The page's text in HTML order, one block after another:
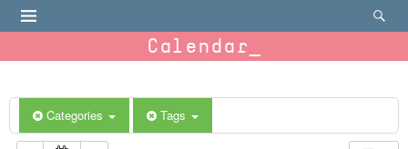
Calendar
Categories Tags
6:00 am